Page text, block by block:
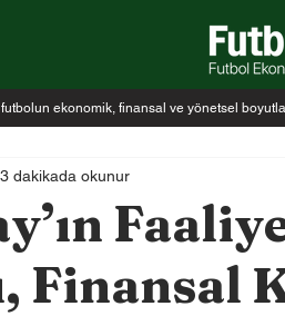
ekonomik, finansal ve yönetsel
Finansal
3 dakikada okunur